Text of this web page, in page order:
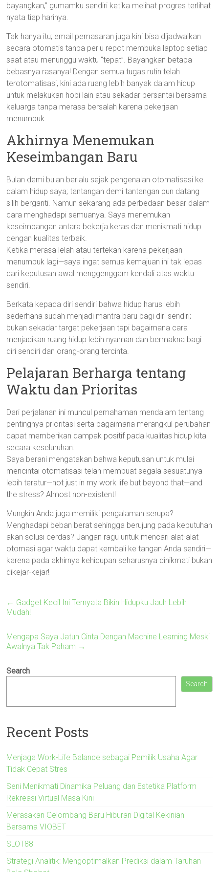
bayangkan,” gumamku sendiri ketika melihat progres terlihat
nyata tiap harinya.
Tak hanya itu; email pemasaran juga kini bisa dijadwalkan
secara otomatis tanpa perlu repot membuka laptop setiap
saat atau menunggu waktu “tepat”. Bayangkan betapa
bebasnya rasanya! Dengan semua tugas rutin telah
terotomatisasi, kini ada ruang lebih banyak dalam hidup
untuk melakukan hobi lain atau sekadar bersantai bersama
keluarga tanpa merasa bersalah karena pekerjaan
menumpuk.
Akhirnya Menemukan
Keseimbangan Baru
Bulan demi bulan berlalu sejak pengenalan otomatisasi ke
dalam hidup saya; tantangan demi tantangan pun datang
silih berganti. Namun sekarang ada perbedaan besar dalam
cara menghadapi semuanya. Saya menemukan
keseimbangan antara bekerja keras dan menikmati hidup
dengan kualitas terbaik.
Ketika merasa lelah atau tertekan karena pekerjaan
menumpuk lagi—saya ingat semua kemajuan ini tak lepas
dari keputusan awal menggenggam kendali atas waktu
sendiri.
Berkata kepada diri sendiri bahwa hidup harus lebih
sederhana sudah menjadi mantra baru bagi diri sendiri;
bukan sekadar target pekerjaan tapi bagaimana cara
menjadikan ruang hidup lebih nyaman dan bermakna bagi
diri sendiri dan orang-orang tercinta.
Pelajaran Berharga tentang
Waktu dan Prioritas
Dari perjalanan ini muncul pemahaman mendalam tentang
pentingnya prioritasi serta bagaimana merangkul perubahan
dapat memberikan dampak positif pada kualitas hidup kita
secara keseluruhan.
Saya berani mengatakan bahwa keputusan untuk mulai
mencintai otomatisasi telah membuat segala sesuatunya
lebih teratur—not just in my work life but beyond that—and
the stress? Almost non-existent!
Mungkin Anda juga memiliki pengalaman serupa?
Menghadapi beban berat sehingga berujung pada kebutuhan
akan solusi cerdas? Jangan ragu untuk mencari alat-alat
otomasi agar waktu dapat kembali ke tangan Anda sendiri—
karena pada akhirnya kehidupan seharusnya dinikmati bukan
dikejar-kejar!
← Gadget Kecil Ini Ternyata Bikin Hidupku Jauh Lebih
Mudah!
Mengapa Saya Jatuh Cinta Dengan Machine Learning Meski
Awalnya Tak Paham →
Search
Search
Recent Posts
Menjaga Work-Life Balance sebagai Pemilik Usaha Agar
Tidak Cepat Stres
Seni Menikmati Dinamika Peluang dan Estetika Platform
Rekreasi Virtual Masa Kini
Merasakan Gelombang Baru Hiburan Digital Kekinian
Bersama VIOBET
SLOT88
Strategi Analitik: Mengoptimalkan Prediksi dalam Taruhan